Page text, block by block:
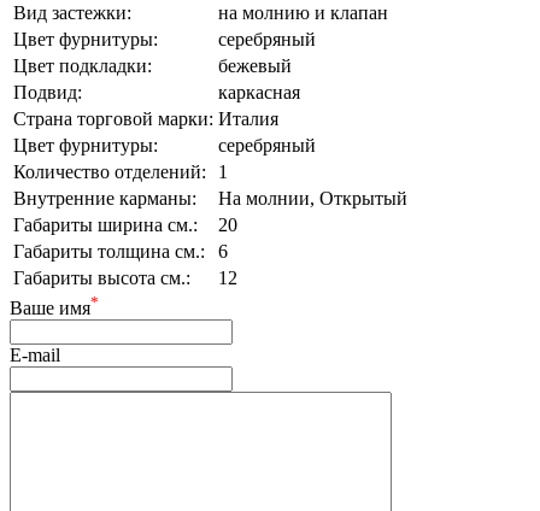
Вид застежки:
на молнию и клапан
Цвет фурнитуры:
серебряный
Цвет подкладки:
бежевый
Подвид:
каркасная
Страна торговой марки: Италия
Цвет фурнитуры:
серебряный
Количество отделений:
1
Внутренние карманы:
На молнии, Открытый
Габариты ширина см.:
20
Габариты толщина см.:
6
Габариты высота см.:
12
Ваше имя*
E-mail